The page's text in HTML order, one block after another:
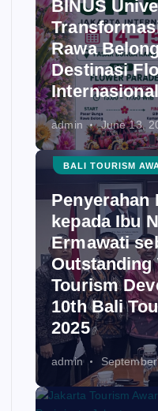
BINUS
Rawa
Destinasi
Internasional
admin June 13,
BALI TOURISM
Penyerahan
kepada Ibu
Ermawati
Outstanding
Tourism
10th Bali
2025
admin